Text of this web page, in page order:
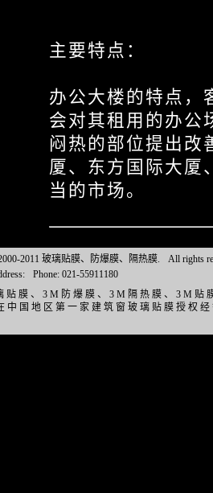
主要特点：
办公大楼的特点，
会对其租用的办公
闷热的部位提出改
厦、东方国际大厦
当的市场。
2011 玻璃贴膜、防爆膜、隔热膜.
All rights
Phone: 021-55911180
贴膜、3M防爆膜、3M隔热膜、3M
国地区第一家建筑窗玻璃贴膜授权